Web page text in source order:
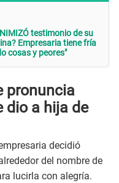
testimonio de su
Empresaria tiene fría
cosas y peores"
pronuncia
dio a hija de
decidió
del nombre de
lucirla con alegría.